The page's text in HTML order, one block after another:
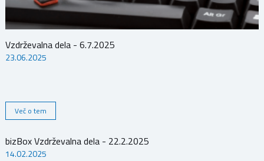
Vzdrževalna dela - 6.7.2025
23.06.2025
Več o tem
bizBox Vzdrževalna dela - 22.2.2025
14.02.2025